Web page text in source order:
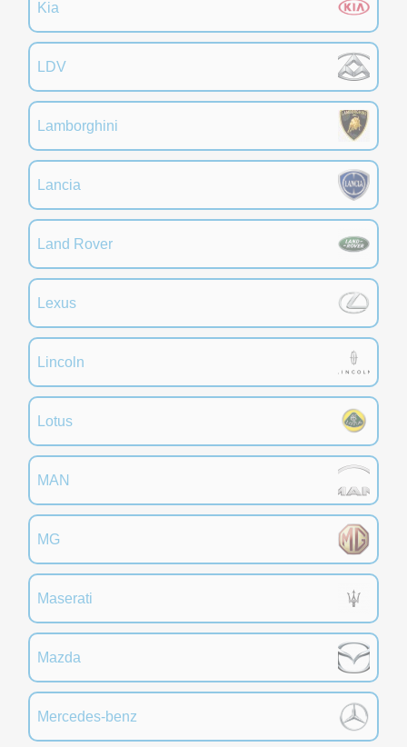
Kia
LDV
Lamborghini
Lancia
Land Rover
Lexus
Lincoln
Lotus
MAN
MG
Maserati
Mazda
Mercedes-benz